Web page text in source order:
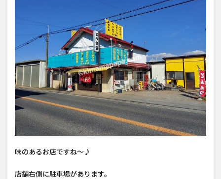
味のあるお店ですね〜♪
店舗右側に駐車場があります。